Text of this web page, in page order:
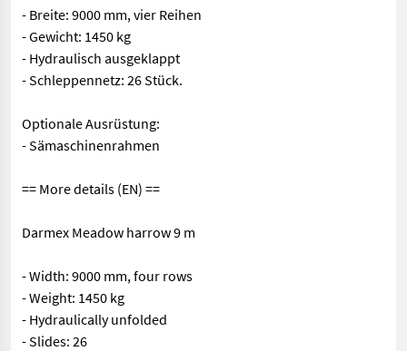
- Breite: 9000 mm, vier Reihen
- Gewicht: 1450 kg
- Hydraulisch ausgeklappt
- Schleppennetz: 26 Stück.
Optionale Ausrüstung:
- Sämaschinenrahmen
== More details (EN) ==
Darmex Meadow harrow 9 m
- Width: 9000 mm, four rows
- Weight: 1450 kg
- Hydraulically unfolded
- Slides: 26